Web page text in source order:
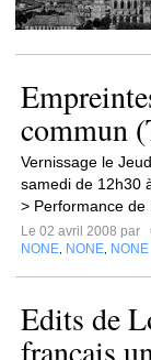
commun
Vernissage le
samedi de 12h30
> Performance de
Le 02 avril 2008 par
NONE NONE NONE
Edits de
français